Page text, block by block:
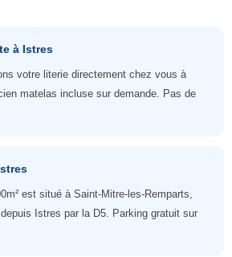
à Istres
votre literie directement chez vous à
matelas incluse sur demande. Pas de
est situé à Saint-Mitre-les-Remparts,
Istres par la D5. Parking gratuit sur